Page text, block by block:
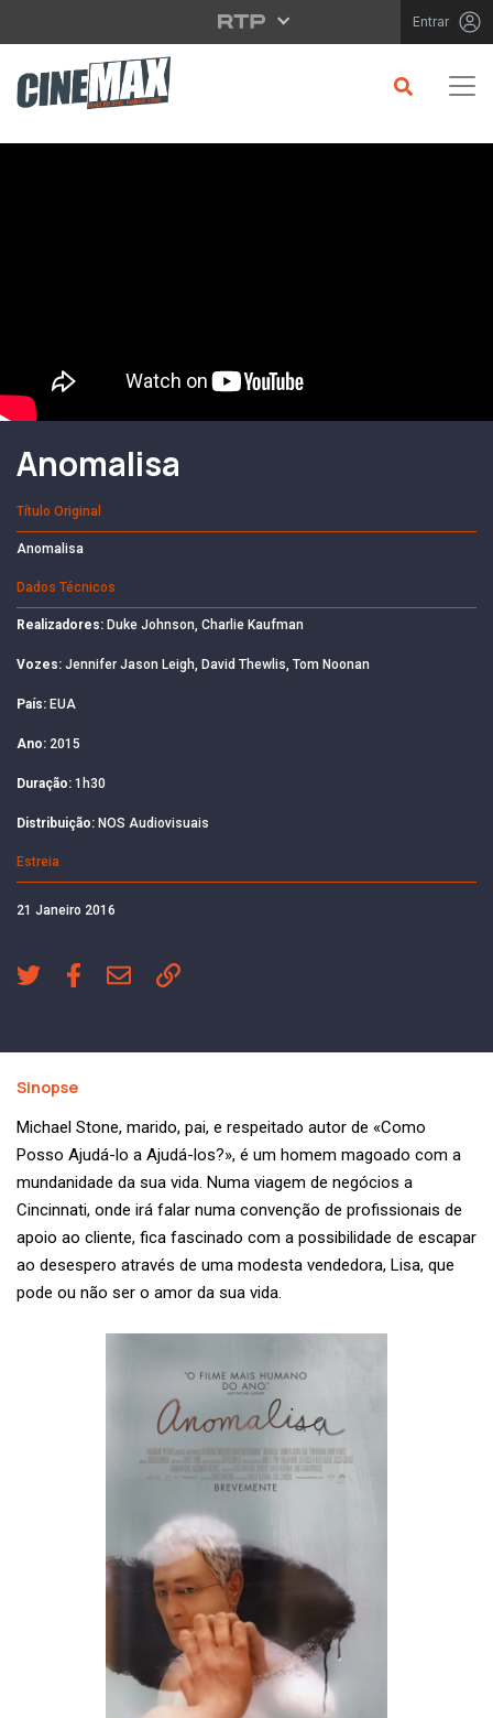
Saltar para o conteúdo principal Entrar
Filme em Cartaz
Anomalisa
Título Original
Anomalisa
Dados Técnicos
Realizadores: Duke Johnson, Charlie Kaufman
Vozes: Jennifer Jason Leigh, David Thewlis, Tom Noonan
País: EUA
Ano: 2015
Duração: 1h30
Distribuição: NOS Audiovisuais
Estreia
21 Janeiro 2016
Sinopse
Michael Stone, marido, pai, e respeitado autor de «Como
Posso Ajudá-lo a Ajudá-los?», é um homem magoado com a
mundanidade da sua vida. Numa viagem de negócios a
Cincinnati, onde irá falar numa convenção de profissionais de
apoio ao cliente, fica fascinado com a possibilidade de escapar
ao desespero através de uma modesta vendedora, Lisa, que
pode ou não ser o amor da sua vida.